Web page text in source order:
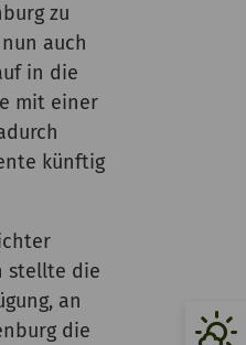
zu
auch
in die
mit einer
künftig
stellte die
an
die